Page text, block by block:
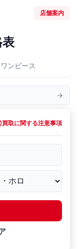
店舗案内
ワンピース
買取に関する注意事項